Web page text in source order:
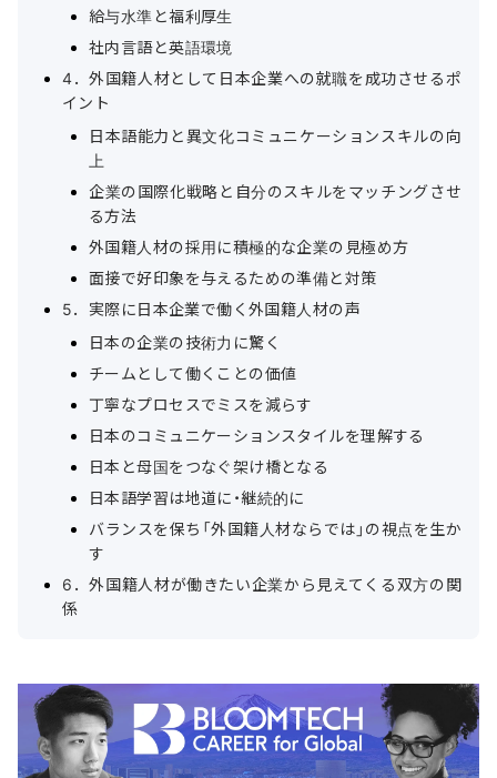
給与水準と福利厚生
社内言語と英語環境
4．外国籍人材として日本企業への就職を成功させるポ
イント
日本語能力と異文化コミュニケーションスキルの向
上
企業の国際化戦略と自分のスキルをマッチングさせ
る方法
外国籍人材の採用に積極的な企業の見極め方
面接で好印象を与えるための準備と対策
5．実際に日本企業で働く外国籍人材の声
日本の企業の技術力に驚く
チームとして働くことの価値
丁寧なプロセスでミスを減らす
日本のコミュニケーションスタイルを理解する
日本と母国をつなぐ架け橋となる
日本語学習は地道に・継続的に
バランスを保ち「外国籍人材ならでは」の視点を生か
す
6．外国籍人材が働きたい企業から見えてくる双方の関
係